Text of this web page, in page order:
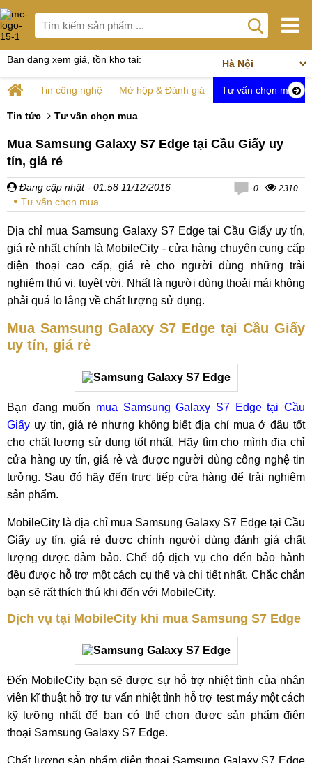
Bạn đang xem giá, tồn kho tại:
Tin công nghệ Mở hộp & Đánh giá Tư vấn chọn mua
Tin tức Tư vấn chọn mua
Mua Samsung Galaxy S7 Edge tại Cầu Giấy uy
tín, giá rẻ
Đang cập nhật - 01:58 11/12/2016
Tư vấn chọn mua
0 2310
Địa chỉ mua Samsung Galaxy S7 Edge tại Cầu Giấy uy tín,
giá rẻ nhất chính là MobileCity - cửa hàng chuyên cung cấp
điện thoại cao cấp, giá rẻ cho người dùng những trải
nghiệm thú vị, tuyệt vời. Nhất là người dùng thoải mái không
phải quá lo lắng về chất lượng sử dụng.
Mua Samsung Galaxy S7 Edge tại Cầu Giấy
uy tín, giá rẻ
Bạn đang muốn mua Samsung Galaxy S7 Edge tại Cầu
Giấy uy tín, giá rẻ nhưng không biết địa chỉ mua ở đâu tốt
cho chất lượng sử dụng tốt nhất. Hãy tìm cho mình địa chỉ
cửa hàng uy tín, giá rẻ và được người dùng công nghệ tin
tưởng. Sau đó hãy đến trực tiếp cửa hàng để trải nghiệm
sản phẩm.
MobileCity là địa chỉ mua Samsung Galaxy S7 Edge tại Cầu
Giấy uy tín, giá rẻ được chính người dùng đánh giá chất
lượng được đảm bảo. Chế độ dịch vụ cho đến bảo hành
đều được hỗ trợ một cách cụ thể và chi tiết nhất. Chắc chắn
bạn sẽ rất thích thú khi đến với MobileCity.
Dịch vụ tại MobileCity khi mua Samsung S7 Edge
Đến MobileCity bạn sẽ được sự hỗ trợ nhiệt tình của nhân
viên kĩ thuật hỗ trợ tư vấn nhiệt tình hỗ trợ test máy một cách
kỹ lưỡng nhất để bạn có thể chọn được sản phẩm điện
thoại Samsung Galaxy S7 Edge.
Chất lượng sản phẩm điện thoại Samsung Galaxy S7 Edge